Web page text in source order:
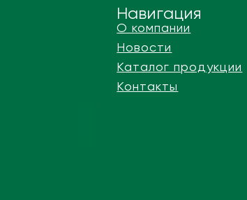
Навигация
О компании
Новости
Каталог продукции
Контакты